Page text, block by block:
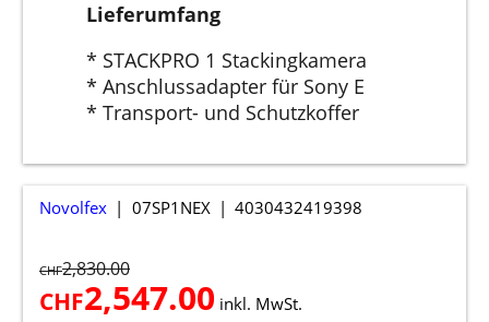
Lieferumfang
* STACKPRO 1 Stackingkamera
* Anschlussadapter für Sony E
* Transport- und Schutzkoffer
Novolfex 07SP1NEX 4030432419398
CHF2,830.00
CHF2,547.00 inkl. MwSt.